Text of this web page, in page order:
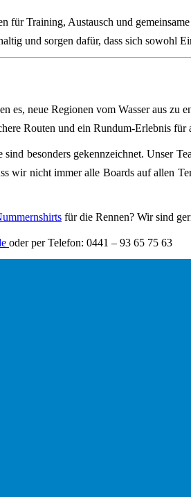
für Training, Austausch und
und sorgen dafür, dass sich sowohl
neue Regionen vom Wasser aus zu
Routen und ein Rundum‑Erlebnis für
sind besonders gekennzeichnet. Unser
nicht immer alle Boards auf allen
für die Rennen? Wir sind
oder per Telefon: 0441 – 93 65 75 63